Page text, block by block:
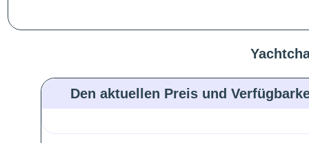
Den aktuellen Preis und